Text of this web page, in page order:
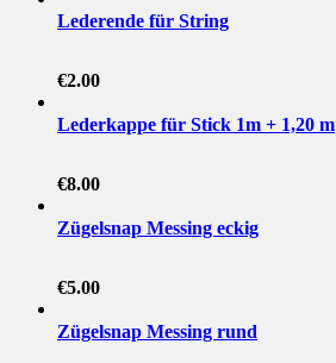
Lederende für String
€2.00
Lederkappe für Stick 1m + 1,20 m
€8.00
Zügelsnap Messing eckig
€5.00
Zügelsnap Messing rund